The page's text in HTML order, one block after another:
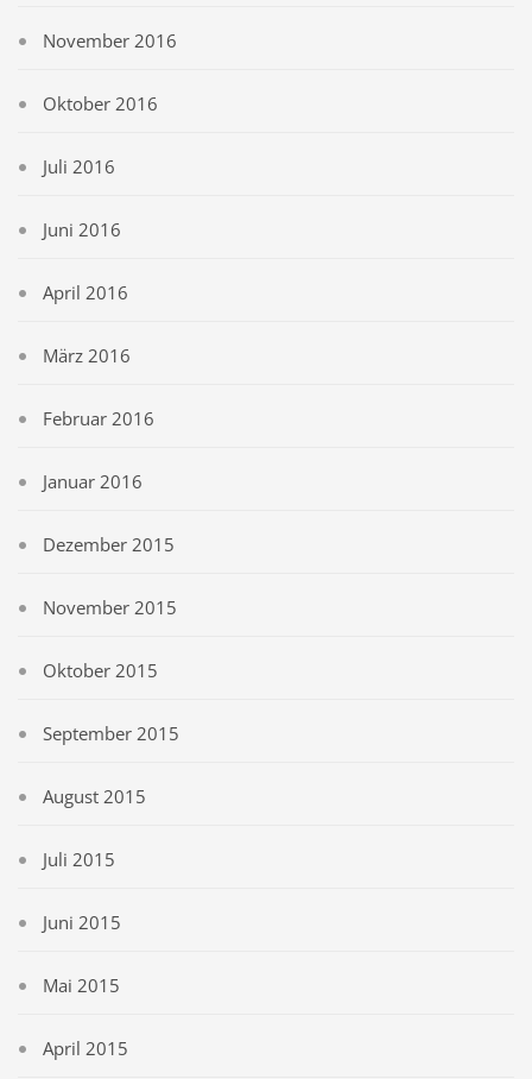
November 2016
Oktober 2016
Juli 2016
Juni 2016
April 2016
März 2016
Februar 2016
Januar 2016
Dezember 2015
November 2015
Oktober 2015
September 2015
August 2015
Juli 2015
Juni 2015
Mai 2015
April 2015